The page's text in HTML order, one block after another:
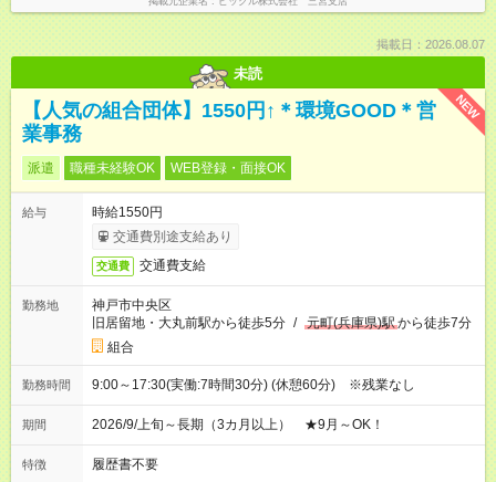
掲載日：2026.08.07
未読
NEW
【人気の組合団体】1550円↑＊環境GOOD＊営
業事務
派遣 職種未経験OK WEB登録・面接OK
給与
時給1550円
交通費別途支給あり
交通費 交通費支給
勤務地
神戸市中央区
旧居留地・大丸前駅から徒歩5分 / 元町(兵庫県)駅から徒歩7分
組合
勤務時間 9:00～17:30(実働:7時間30分) (休憩60分) ※残業なし
期間 2026/9/上旬～長期（3カ月以上） ★9月～OK！
特徴 履歴書不要